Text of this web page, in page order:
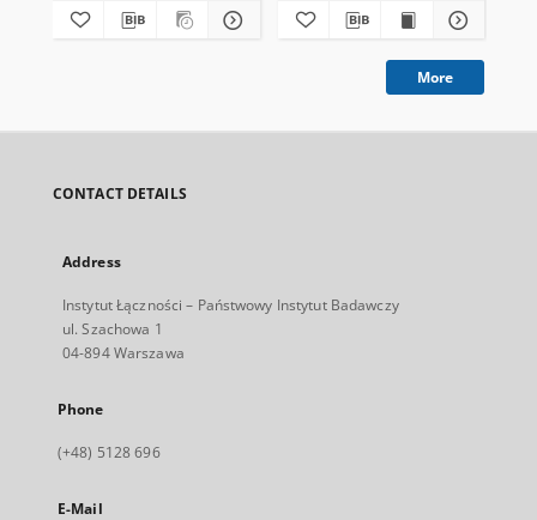
More
CONTACT DETAILS
Address
Instytut Łączności – Państwowy Instytut Badawczy
ul. Szachowa 1
04-894 Warszawa
Phone
(+48) 5128 696
E-Mail